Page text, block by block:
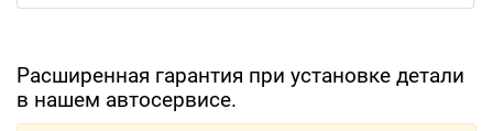
Расширенная гарантия при установке детали
в нашем автосервисе.